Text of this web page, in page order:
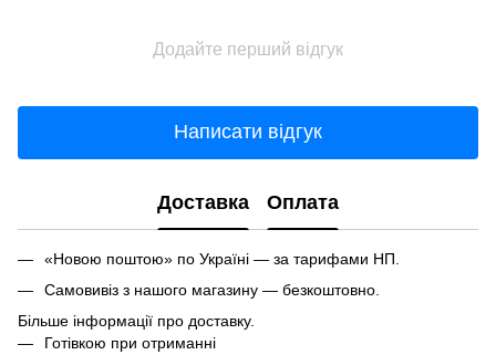
Додайте перший відгук
Написати відгук
Доставка Оплата
«Новою поштою» по Україні — за тарифами НП.
Самовивіз з нашого магазину — безкоштовно.
Більше інформації про доставку.
Готівкою при отриманні